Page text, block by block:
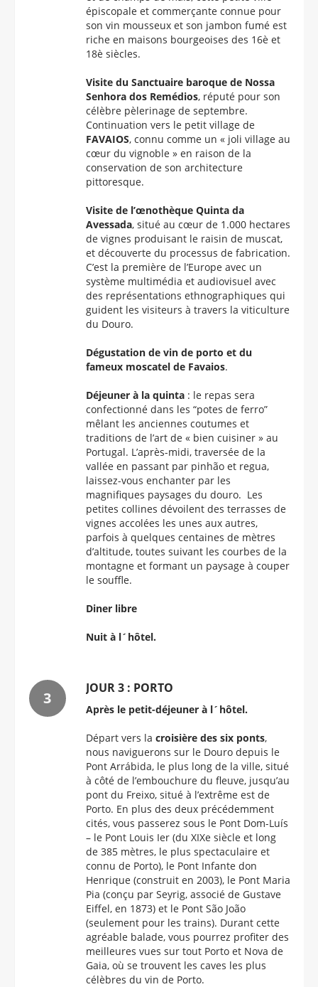
épiscopale et commerçante connue pour
son vin mousseux et son jambon fumé est
riche en maisons bourgeoises des 16è et
18è siècles.
Visite du Sanctuaire baroque de Nossa
Senhora dos Remédios, réputé pour son
célèbre pèlerinage de septembre.
Continuation vers le petit village de
FAVAIOS, connu comme un « joli village au
cœur du vignoble » en raison de la
conservation de son architecture
pittoresque.
Visite de l’œnothèque Quinta da
Avessada, situé au cœur de 1.000 hectares
de vignes produisant le raisin de muscat,
et découverte du processus de fabrication.
C’est la première de l’Europe avec un
système multimédia et audiovisuel avec
des représentations ethnographiques qui
guident les visiteurs à travers la viticulture
du Douro.
Dégustationde vin de porto et du
fameux moscatel de Favaios.
Déjeuner à la quinta: le repas sera
confectionné dans les “potes de ferro”
mêlant les anciennes coutumes et
traditions de l’art de « bien cuisiner » au
Portugal. L’après-midi, traversée de la
vallée en passant par pinhão et regua,
laissez-vous enchanter par les
magnifiques paysages du douro. Les
petites collines dévoilent des terrasses de
vignes accolées les unes aux autres,
parfois à quelques centaines de mètres
d’altitude, toutes suivant les courbes de la
montagne et formant un paysage à couper
le souffle.
Diner libre
Nuit à l´hôtel.
JOUR 3 : PORTO
Après le petit-déjeuner à l´hôtel.
Départ vers la croisière des six ponts,
nous naviguerons sur le Douro depuis le
Pont Arrábida, le plus long de la ville, situé
à côté de l’embouchure du fleuve, jusqu’au
pont du Freixo, situé à l’extrême est de
Porto. En plus des deux précédemment
cités, vous passerez sous le Pont Dom-Luís
– le Pont Louis Ier (du XIXe siècle et long
de 385 mètres, le plus spectaculaire et
connu de Porto), le Pont Infante don
Henrique (construit en 2003), le Pont Maria
Pia (conçu par Seyrig, associé de Gustave
Eiffel, en 1873) et le Pont São João
(seulement pour les trains). Durant cette
agréable balade, vous pourrez profiter des
meilleures vues sur tout Porto et Nova de
Gaia, où se trouvent les caves les plus
célèbres du vin de Porto.